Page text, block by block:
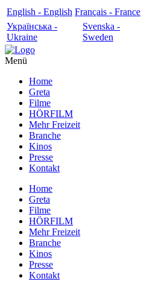
English - English Français - France
Українська -
Ukraine
Svenska -
Sweden
Menü
Home
Greta
Filme
HÖRFILM
Mehr Freizeit
Branche
Kinos
Presse
Kontakt
Home
Greta
Filme
HÖRFILM
Mehr Freizeit
Branche
Kinos
Presse
Kontakt